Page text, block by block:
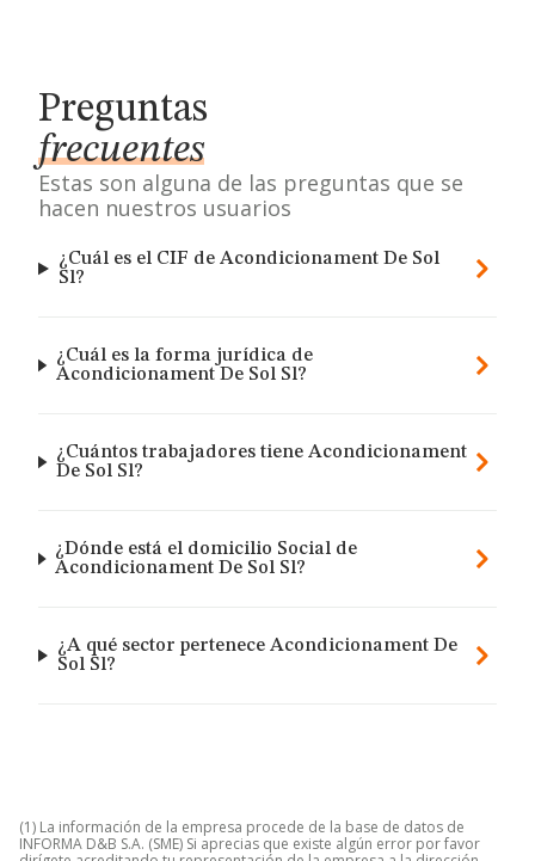
Preguntas
frecuentes
Estas son alguna de las preguntas que se
hacen nuestros usuarios
¿Cuál es el CIF de Acondicionament De Sol
Sl?
¿Cuál es la forma jurídica de
Acondicionament De Sol Sl?
¿Cuántos trabajadores tiene Acondicionament
De Sol Sl?
¿Dónde está el domicilio Social de
Acondicionament De Sol Sl?
¿A qué sector pertenece Acondicionament De
Sol Sl?
(1) La información de la empresa procede de la base de datos de
INFORMA D&B S.A. (SME) Si aprecias que existe algún error por favor